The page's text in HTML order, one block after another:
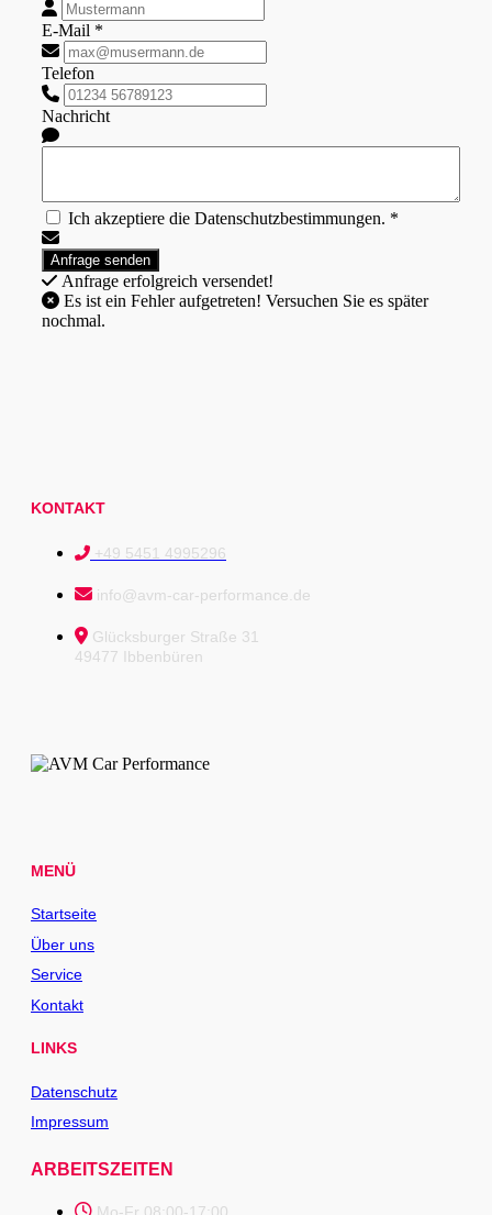
E-Mail *
Telefon
Nachricht
Ich akzeptiere die Datenschutzbestimmungen. *
Anfrage erfolgreich versendet!
nochmal.
KONTAKT
+49 5451 4995296
info@avm-car-performance.de
Glücksburger Straße 31
49477 Ibbenbüren
MENÜ
Startseite
Über uns
Service
Kontakt
LINKS
Datenschutz
Impressum
ARBEITSZEITEN
Mo-Fr 08:00-17:00